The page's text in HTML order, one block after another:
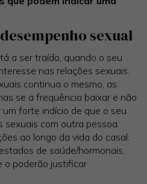
sexual
a ser traído, quando o seu
nas relações sexuais.
continua o mesmo, as
se a frequência baixar e não
forte indício de que o seu
sexuais com outra pessoa.
ao longo da vida do casal:
de saúde/hormonais,
o poderão justificar